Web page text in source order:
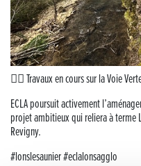
Musique dans la rue !
Retour sur la 5e édition du Tournoi
Victoire pour Lons-le-Saunier !
Lutter contre la prolifération du
🚴‍♀️ Travaux en cours sur la Voie
ECLA poursuit activement
projet ambitieux qui reliera à terme
Revigny.
#lonslesaunier #eclalonsagglo